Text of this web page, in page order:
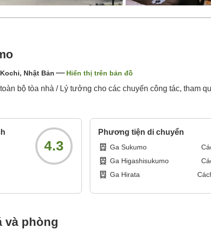
Nhật Bản Hiển thị trên bản đồ
bộ tòa nhà / Lý tưởng cho các chuyến công tác, tham
4.3
Phương tiện di chuyển
Ga Sukumo
Ga Higashisukumo
Ga Hirata
và phòng